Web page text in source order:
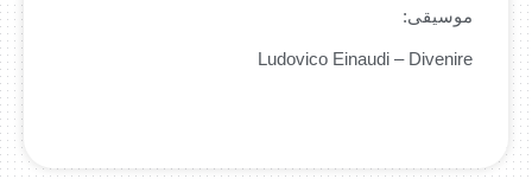
موسیقی:
Ludovico Einaudi – Divenire